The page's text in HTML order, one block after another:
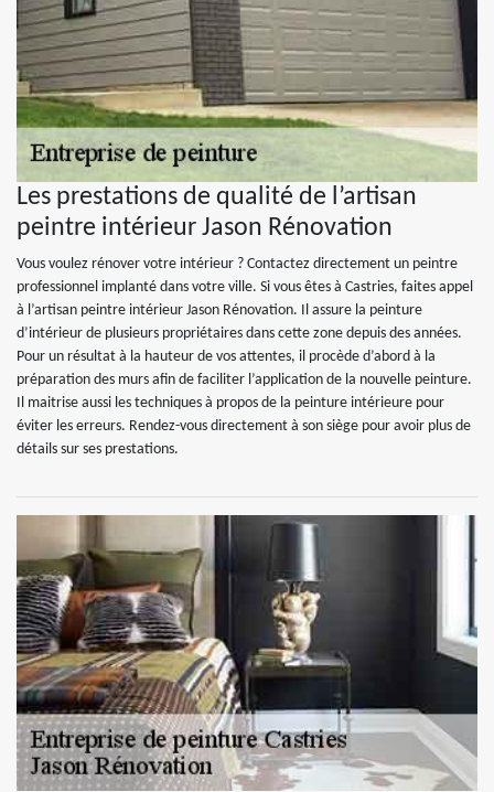
Les prestations de qualité de l’artisan
peintre intérieur Jason Rénovation
Vous voulez rénover votre intérieur ? Contactez directement un peintre
professionnel implanté dans votre ville. Si vous êtes à Castries, faites appel
à l’artisan peintre intérieur Jason Rénovation. Il assure la peinture
d’intérieur de plusieurs propriétaires dans cette zone depuis des années.
Pour un résultat à la hauteur de vos attentes, il procède d’abord à la
préparation des murs afin de faciliter l’application de la nouvelle peinture.
Il maitrise aussi les techniques à propos de la peinture intérieure pour
éviter les erreurs. Rendez-vous directement à son siège pour avoir plus de
détails sur ses prestations.